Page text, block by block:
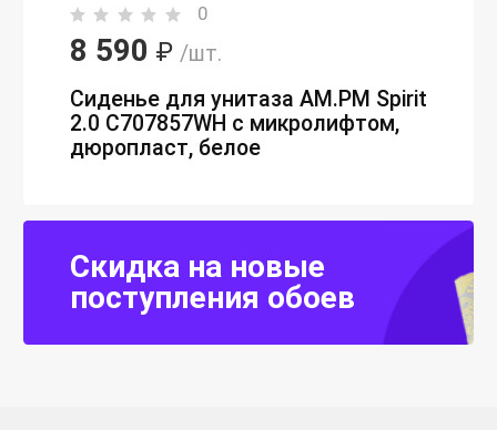
0
8 590 ₽ /шт.
Сиденье для унитаза AM.PM Spirit
2.0 C707857WH с микролифтом,
дюропласт, белое
Скидка на новые
поступления обоев